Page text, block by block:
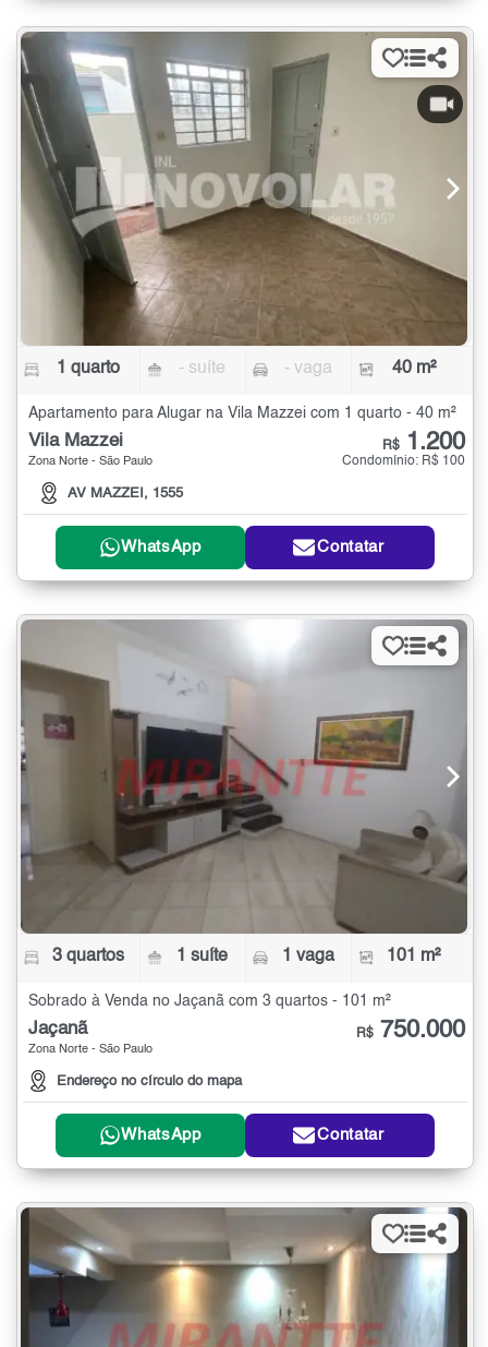
1 quarto - suíte - vaga 40 m²
Apartamento para Alugar na Vila Mazzei com 1 quarto - 40 m²
Vila Mazzei
Zona Norte - São Paulo
AV MAZZEI, 1555
R$ 1.200
Condomínio: R$ 100
WhatsApp Contatar
3 quartos 1 suíte 1 vaga 101 m²
Sobrado à Venda no Jaçanã com 3 quartos - 101 m²
Jaçanã
Zona Norte - São Paulo
Endereço no círculo do mapa
R$ 750.000
WhatsApp Contatar